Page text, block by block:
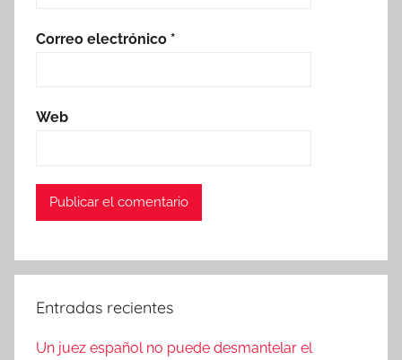
Correo electrónico *
Web
Entradas recientes
Un juez español no puede desmantelar el